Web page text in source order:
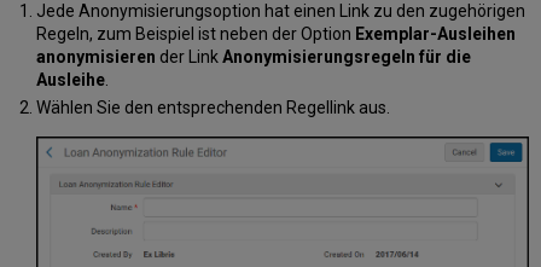
Jede Anonymisierungsoption hat einen Link zu den zugehörigen
Regeln, zum Beispiel ist neben der Option Exemplar-Ausleihen
anonymisieren der LinkAnonymisierungsregeln für die
Ausleihe.
Wählen Sie den entsprechenden Regellink aus.